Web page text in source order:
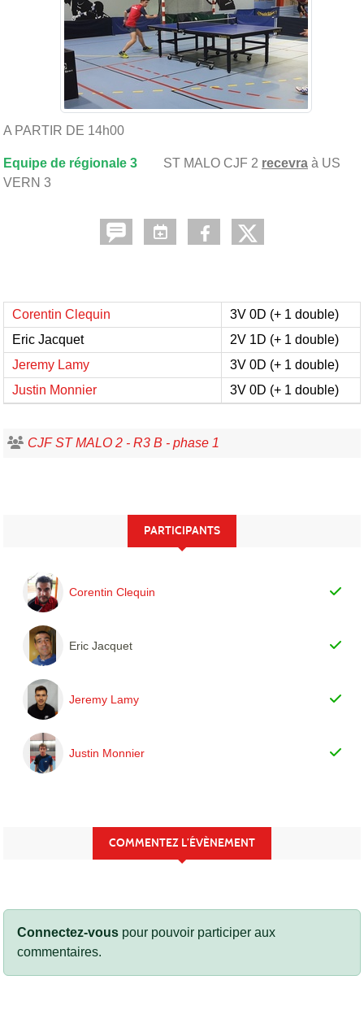
A PARTIR DE 14h00
Equipe de régionale 3 ST MALO CJF 2 recevra à US
VERN 3
Corentin Clequin
3V 0D (+ 1 double)
Eric Jacquet
2V 1D (+ 1 double)
Jeremy Lamy
3V 0D (+ 1 double)
Justin Monnier
3V 0D (+ 1 double)
CJF ST MALO 2 - R3 B - phase 1
PARTICIPANTS
Corentin Clequin
Eric Jacquet
Jeremy Lamy
Justin Monnier
COMMENTEZ L’ÉVÈNEMENT
Connectez-vous pour pouvoir participer aux
commentaires.